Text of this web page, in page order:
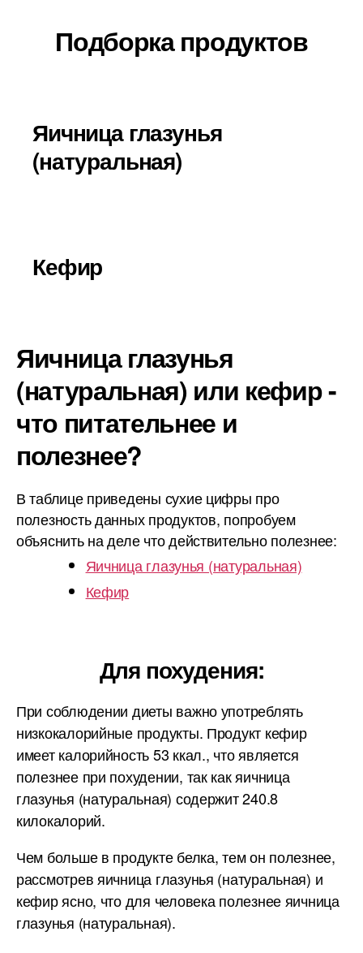
Подборка продуктов
Яичница глазунья
(натуральная)
Кефир
Яичница глазунья
(натуральная) или кефир -
что питательнее и
полезнее?
В таблице приведены сухие цифры про
полезность данных продуктов, попробуем
объяснить на деле что действительно полезнее:
Яичница глазунья (натуральная)
Кефир
Для похудения:
При соблюдении диеты важно употреблять
низкокалорийные продукты. Продукт кефир
имеет калорийность 53 ккал., что является
полезнее при похудении, так как яичница
глазунья (натуральная) содержит 240.8
килокалорий.
Чем больше в продукте белка, тем он полезнее,
рассмотрев яичница глазунья (натуральная) и
кефир ясно, что для человека полезнее яичница
глазунья (натуральная).